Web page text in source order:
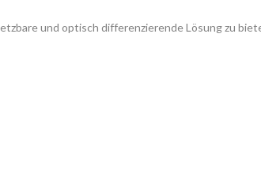
und optisch differenzierende Lösung zu